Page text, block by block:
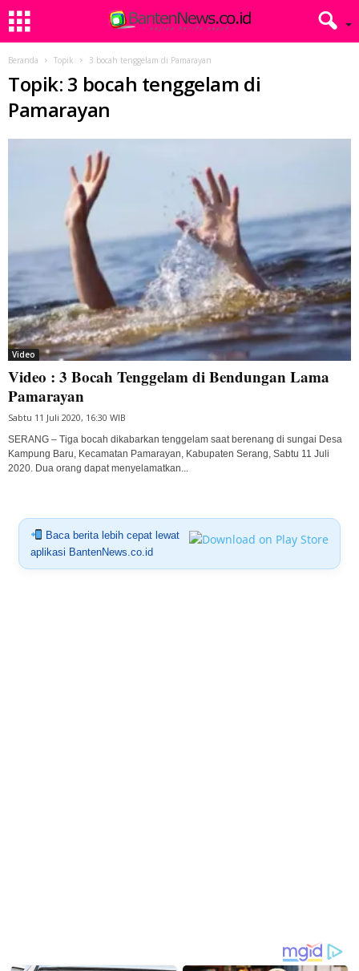
Beranda Topik 3 bocah tenggelam di Pamarayan
Topik: 3 bocah tenggelam di
Pamarayan
Video
Video : 3 Bocah Tenggelam di Bendungan Lama
Pamarayan
Sabtu 11 Juli 2020, 16:30 WIB
SERANG – Tiga bocah dikabarkan tenggelam saat berenang di sungai Desa
Kampung Baru, Kecamatan Pamarayan, Kabupaten Serang, Sabtu 11 Juli
2020. Dua orang dapat menyelamatkan...
Baca berita lebih cepat lewat
aplikasi BantenNews.co.id